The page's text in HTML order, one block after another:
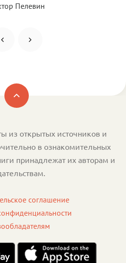
Пелевин
из открытых источников и
в ознакомительных
принадлежат их авторам и
соглашение